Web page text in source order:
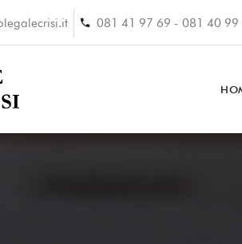
081 41 97 69 - 081 40 99